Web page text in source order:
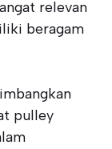
relevan
beragam
pulley